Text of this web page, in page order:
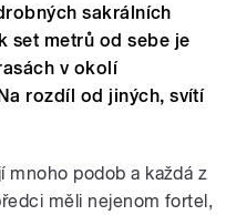
sakrálních
set metrů od sebe je
v okolí
rozdíl od jiných, svítí
mnoho podob a každá z
měli nejenom fortel,